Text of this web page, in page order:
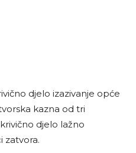
djelo izazivanje opće
kazna od tri
djelo lažno
zatvora.